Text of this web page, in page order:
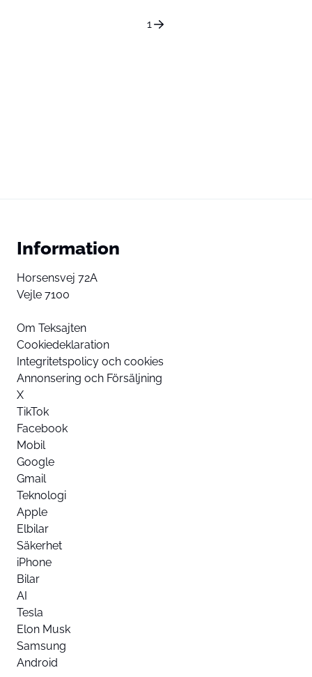
1
Information
Horsensvej 72A
Vejle 7100
Om Teksajten
Cookiedeklaration
Integritetspolicy och cookies
Annonsering och Försäljning
X
TikTok
Facebook
Mobil
Google
Gmail
Teknologi
Apple
Elbilar
Säkerhet
iPhone
Bilar
AI
Tesla
Elon Musk
Samsung
Android